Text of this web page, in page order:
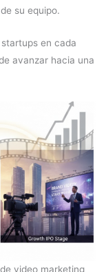
su equipo.
en cada
avanzar hacia una
video marketing